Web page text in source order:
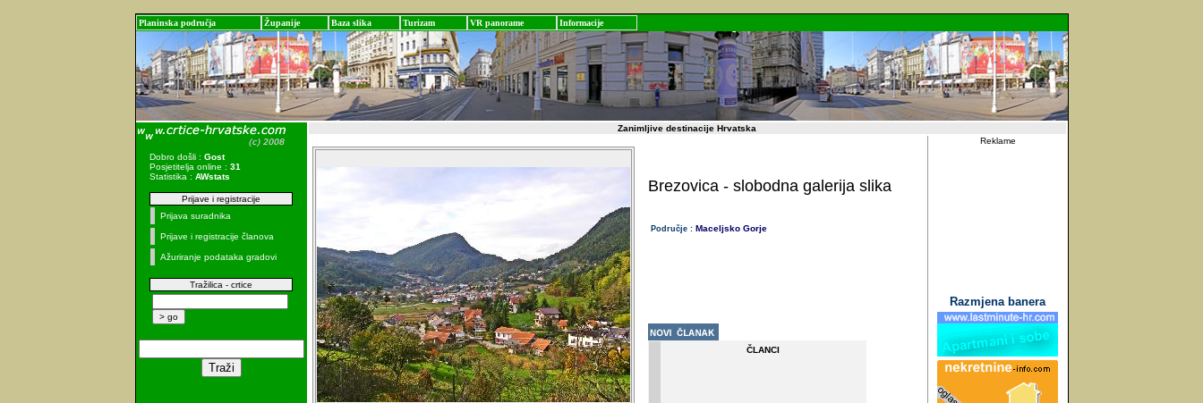
Planinska područja Županije Baza slika Turizam VR panorame Informacije
Dobro došli : Gost
Posjetitelja online : 31
Statistika : AWstats
Prijave i registracije
Prijava suradnika
Prijave i registracije članova
Ažuriranje podataka gradovi
Tražilica - crtice
Zanimljive destinacije Hrvatska
Brezovica - slobodna galerija slika
Područje : Maceljsko Gorje
ČLANCI
Reklame
Razmjena banera